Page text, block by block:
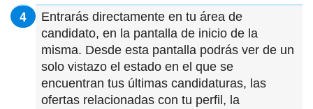
Entrarás directamente en tu área de
candidato, en la pantalla de inicio de la
misma. Desde esta pantalla podrás ver de un
solo vistazo el estado en el que se
encuentran tus últimas candidaturas, las
ofertas relacionadas con tu perfil, la